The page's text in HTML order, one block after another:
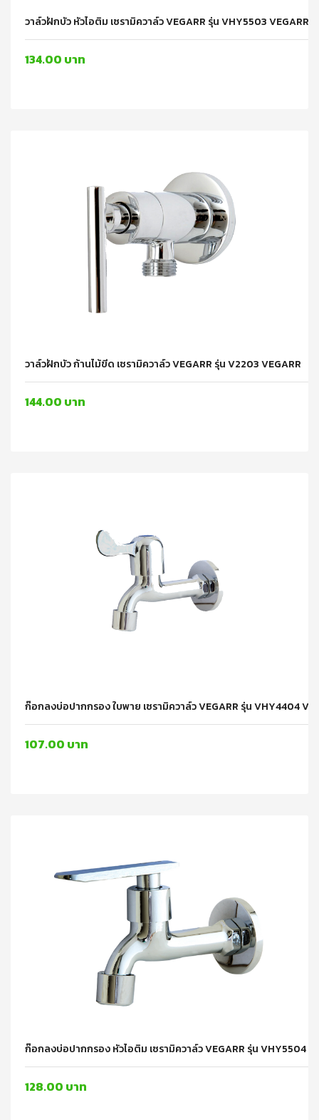
วาล์วฝักบัว หัวไอติม เซรามิควาล์ว VEGARR รุ่น VHY5503 VEGARR
134.00 บาท
วาล์วฝักบัว ก้านไม้ขีด เซรามิควาล์ว VEGARR รุ่น V2203 VEGARR
144.00 บาท
ก๊อกลงบ่อปากกรอง ใบพาย เซรามิควาล์ว VEGARR รุ่น VHY4404
107.00 บาท
ก๊อกลงบ่อปากกรอง หัวไอติม เซรามิควาล์ว VEGARR รุ่น VHY5504
128.00 บาท